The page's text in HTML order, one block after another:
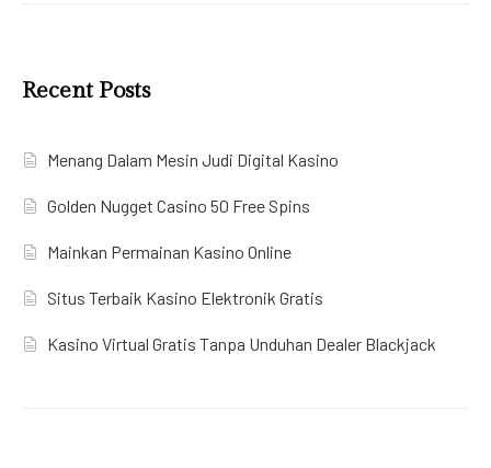
Recent Posts
Menang Dalam Mesin Judi Digital Kasino
Golden Nugget Casino 50 Free Spins
Mainkan Permainan Kasino Online
Situs Terbaik Kasino Elektronik Gratis
Kasino Virtual Gratis Tanpa Unduhan Dealer Blackjack